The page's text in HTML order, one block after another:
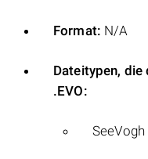
Format: N/A
Dateitypen, die
.EVO: